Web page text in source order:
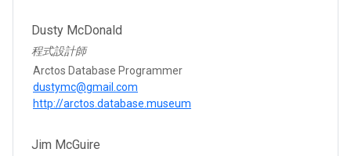
Dusty McDonald
程式設計師
Arctos Database Programmer
dustymc@gmail.com
http://arctos.database.museum
Jim McGuire